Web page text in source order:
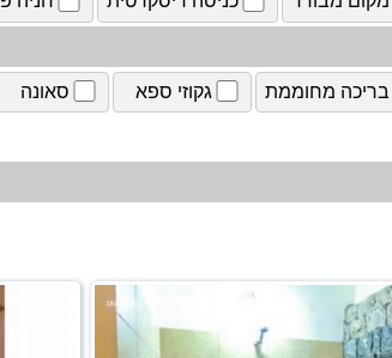
בריכה מחוממת גקוזי ספא סאונה